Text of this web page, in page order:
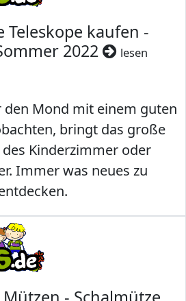
Teleskope kaufen -
2022
lesen
den Mond mit einem guten
bringt das große
Kinderzimmer oder
Immer was neues zu